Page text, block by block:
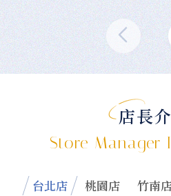
店長
Store Manager
台北店 桃園店 竹南